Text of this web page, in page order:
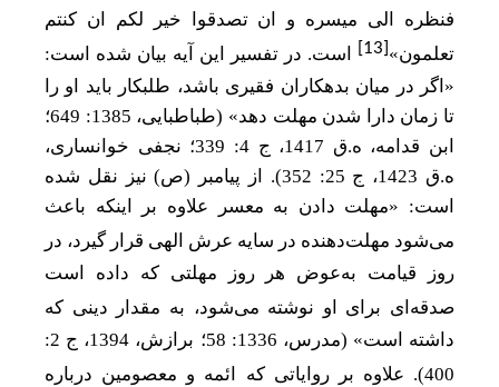
فنظره الی میسره و ان تصدقوا خیر لکم ان کنتم
تعلمون»[13]
است. در تفسیر این آیه بیان شده است:
«اگر در میان بدهکاران فقیری باشد، طلبکار باید او را
تا زمان دارا شدن مهلت دهد» (طباطبایی، 1385: 649؛
ابن قدامه، ه.ق 1417، ج 4: 339؛ نجفی خوانساری،
ه.ق 1423، ج 25: 352). از
پیامبر (ص) نیز نقل شده
است: «مهلت دادن به معسر علاوه بر اینکه باعث
میشود مهلتدهنده در سایه عرش الهی قرار گیرد، در
روز قیامت به‌عوض هر روز مهلتی که داده است
صدقه ای برای او نوشته میشود، به مقدار دینی که
داشته است» (مدرس، 1336: 58؛ برازش، 1394، ج 2:
400). علاوه بر روایاتی که ائمه و معصومین درباره